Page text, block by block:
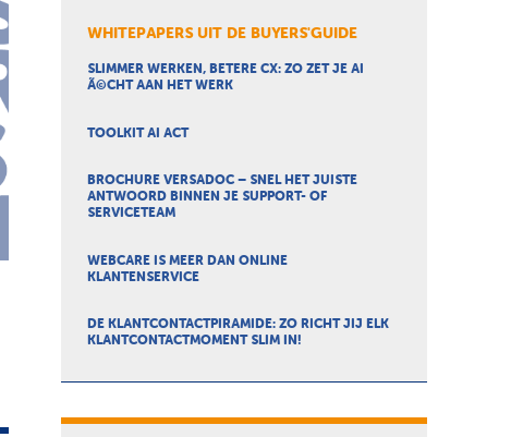
WHITEPAPERS UIT DE BUYERS'GUIDE
SLIMMER WERKEN, BETERE CX: ZO ZET JE AI
Ã©CHT AAN HET WERK
TOOLKIT AI ACT
BROCHURE VERSADOC – SNEL HET JUISTE
ANTWOORD BINNEN JE SUPPORT- OF
SERVICETEAM
WEBCARE IS MEER DAN ONLINE
KLANTENSERVICE
DE KLANTCONTACTPIRAMIDE: ZO RICHT JIJ ELK
KLANTCONTACTMOMENT SLIM IN!